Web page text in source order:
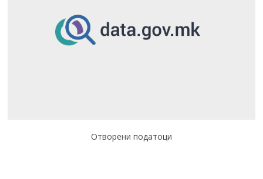
Отворени податоци